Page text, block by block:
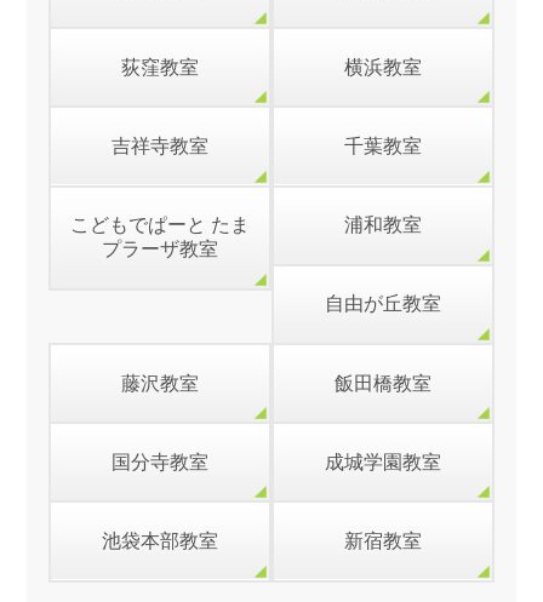
荻窪教室 横浜教室
吉祥寺教室 千葉教室
こどもでぱーと たま
プラーザ教室
浦和教室
自由が丘教室
藤沢教室 飯田橋教室
国分寺教室 成城学園教室
池袋本部教室 新宿教室